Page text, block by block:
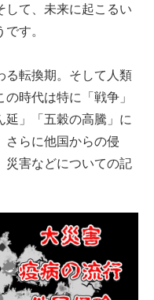
して、未来に起こるい
す。
る転換期。そして人類
時代は特に「戦争」
延」「五穀の高騰」に
さらに他国からの侵
災害などについての記